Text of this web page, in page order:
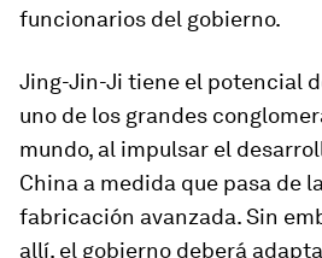
funcionarios del gobierno.
Jing-Jin-Ji tiene el potencial
uno de los grandes
mundo, al impulsar el
China a medida que pasa de
fabricación avanzada. Sin
allí, el gobierno deberá